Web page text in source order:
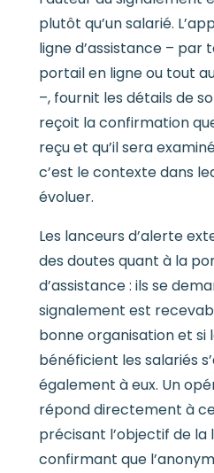
plutôt qu’un salarié.
ligne d’assistance – par
portail en ligne ou tout
–, fournit les détails de
reçoit la confirmation
reçu et qu’il sera
c’est le contexte dans
évoluer.
Les lanceurs d’alerte
des doutes quant à la
d’assistance : ils se
signalement est
bonne organisation et
bénéficient les salariés
également à eux. Un
répond directement à
précisant l’objectif de la
confirmant que